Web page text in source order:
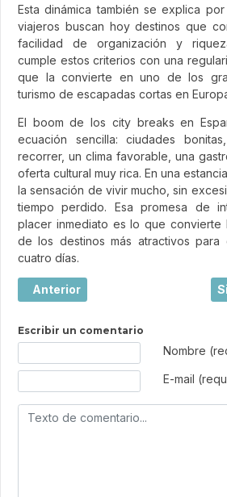
Esta dinámica también se explica
viajeros buscan hoy destinos que
facilidad de organización y
cumple estos criterios con una
que la convierte en uno de los
turismo de escapadas cortas en
El boom de los city breaks en
ecuación sencilla: ciudades
recorrer, un clima favorable, una
oferta cultural muy rica. En una
la sensación de vivir mucho, sin
tiempo perdido. Esa promesa de
placer inmediato es lo que convierte
de los destinos más atractivos
cuatro días.
Artículo anterior: Burdeos, la joya
Anterior
Escribir un comentario
Nombre
E-mail